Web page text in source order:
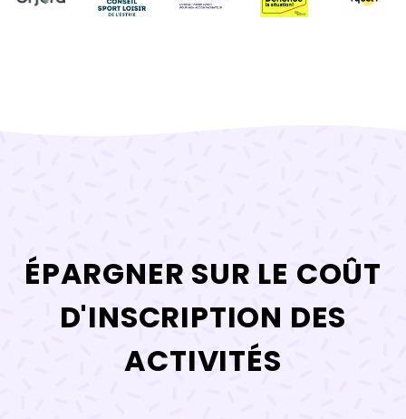
ÉPARGNER SUR LE COÛT
D'INSCRIPTION DES
ACTIVITÉS